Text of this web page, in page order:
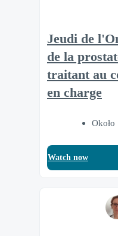
Jeudi de
de la
traitant au
en charge
Watch now